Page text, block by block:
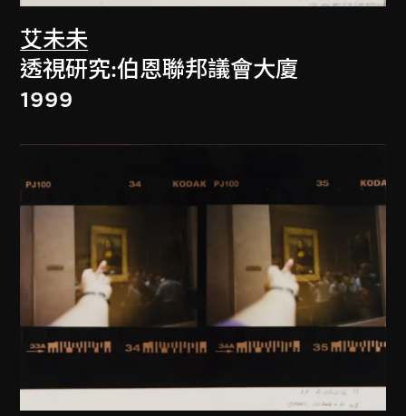
艾未未
透視研究:伯恩聯邦議會大廈
1999